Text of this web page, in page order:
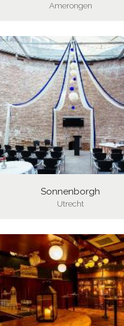
Amerongen
Sonnenborgh
Utrecht